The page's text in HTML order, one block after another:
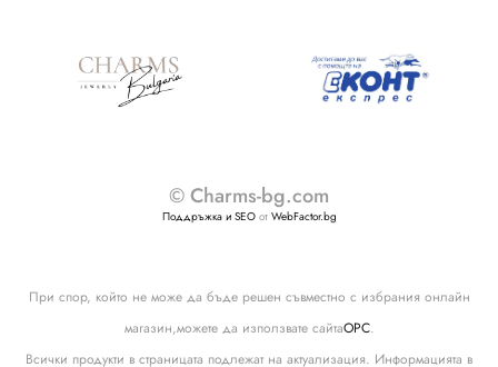
© Charms-bg.com
Поддръжка и SEOот WebFactor.bg
При спор, който не може да бъде решен съвместно с избрания онлайн
магазин,можете да използвате сайтаОРС.
Всички продукти в страницата подлежат на актуализация. Информацията в